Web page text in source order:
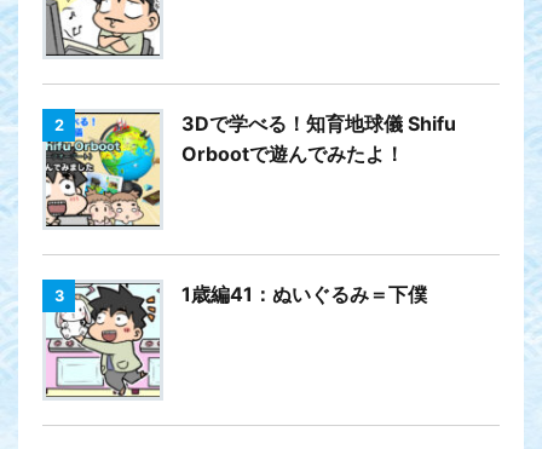
2
3Dで学べる！知育地球儀 Shifu
Orbootで遊んでみたよ！
3 1歳編41：ぬいぐるみ＝下僕